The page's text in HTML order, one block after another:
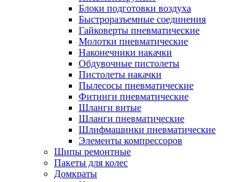
Блоки подготовки воздуха
Быстроразъемные соединения
Гайковерты пневматические
Молотки пневматические
Наконечники накачки
Обдувочные пистолеты
Пистолеты накачки
Пылесосы пневматические
Фитинги пневматические
Шланги витые
Шланги пневматические
Шлифмашинки пневматические
Элементы компрессоров
Шипы ремонтные
Пакеты для колес
Домкраты